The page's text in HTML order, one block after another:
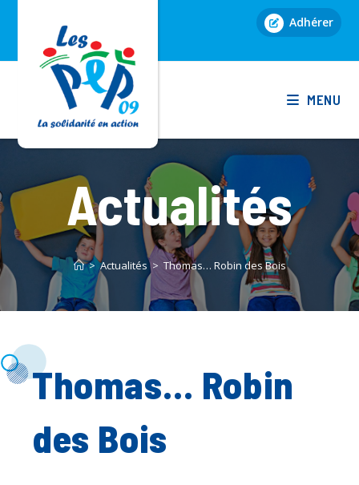
Adhérer
MENU
Actualités
> Actualités > Thomas… Robin des Bois
Thomas… Robin
des Bois